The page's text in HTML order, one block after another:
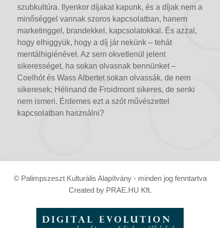
szubkultúra. Ilyenkor díjakat kapunk, és a díjak nem a
minőséggel vannak szoros kapcsolatban, hanem
marketinggel, brandekkel, kapcsolatokkal. És azzal,
hogy elhiggyük, hogy a díj jár nekünk – tehát
mentálhigiénével. Az sem okvetlenül jelent
sikerességet, ha sokan olvasnak bennünket –
Coelhót és Wass Albertet sokan olvassák, de nem
sikeresek; Hélinand de Froidmont sikeres, de senki
nem ismeri. Érdemes ezt a szót művészettel
kapcsolatban használni?
© Palimpszeszt Kulturális Alapítvány - minden jog fenntartva
Created by PRAE.HU Kft.